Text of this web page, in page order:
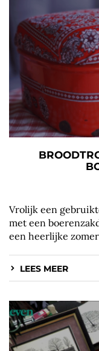
Vrolijk een
met een
een heerlijke
LEES MEER